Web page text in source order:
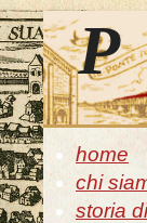
home
chi
storia